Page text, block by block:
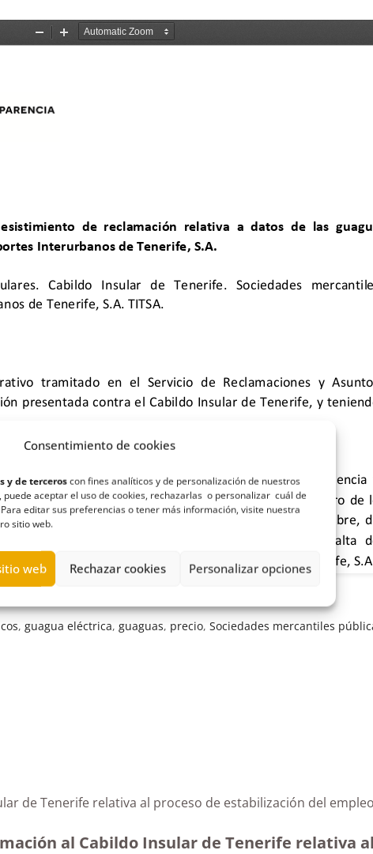
Consentimiento de cookies
y de terceroscon fines analíticos y de personalización de nuestros
aceptar el uso de cookies, rechazarlas o personalizar cuál de
editar sus preferencias o tener más información, visite nuestra
sitio web.
web Rechazar cookies Personalizar opciones
,guagua eléctrica,guaguas, precio,Sociedades mercantiles
de Tenerife relativa al proceso de estabilización del
al Cabildo Insular de Tenerife relativa